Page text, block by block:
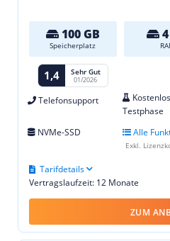
100 GB
Speicherplatz
1,4 Sehr Gut
01/2026
Telefonsupport
Testphase
NVMe-SSD Alle
Vertragslaufzeit: 12 Monate
Tarifdetails
Exkl.
ZUM